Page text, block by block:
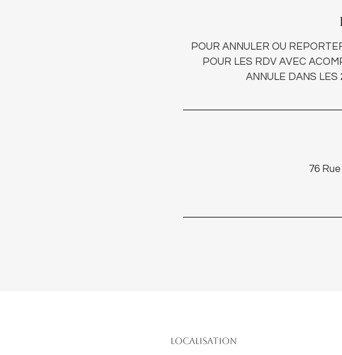
POUR ANNULER OU
POUR LES RDV AVEC
ANNULE DANS LES
76
Localisation